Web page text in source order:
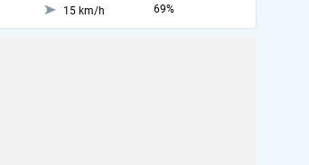
15 km/h
69%